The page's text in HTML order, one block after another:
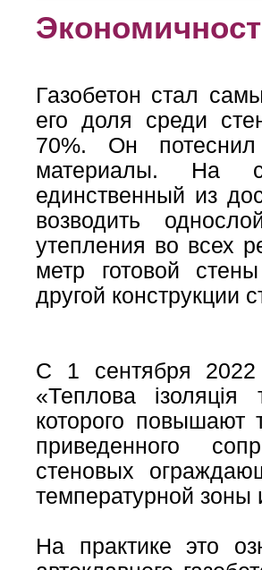
Газобетон стал
его доля среди
70%. Он
материалы. На
единственный из
возводить
утепления во всех
метр готовой
другой конструкции
С 1 сентября
«Теплова ізоляція
которого повышают
приведенного
стеновых
температурной
На практике это